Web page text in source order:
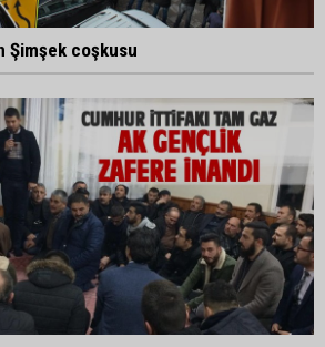
Şimşek coşkusu